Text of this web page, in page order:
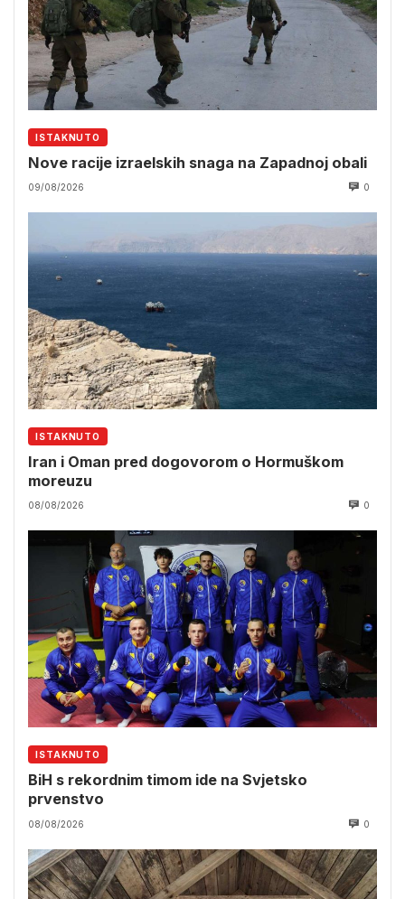
ISTAKNUTO
Nove racije izraelskih snaga na Zapadnoj obali
09/08/2026 0
ISTAKNUTO
Iran i Oman pred dogovorom o Hormuškom
moreuzu
08/08/2026 0
ISTAKNUTO
BiH s rekordnim timom ide na Svjetsko
prvenstvo
08/08/2026 0